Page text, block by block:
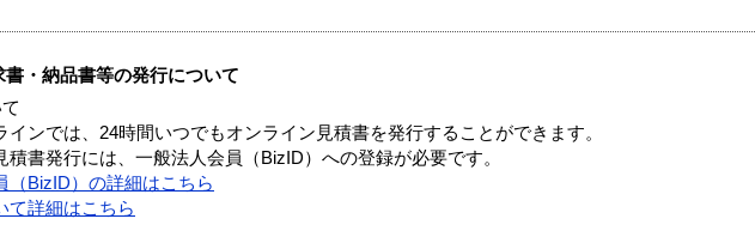
書・納品書等の発行について
インでは、24時間いつでもオンライン見積書を発行することができます。
書発行には、一般法人会員（BizID）への登録が必要です。
（BizID）の詳細はこちら
て詳細はこちら